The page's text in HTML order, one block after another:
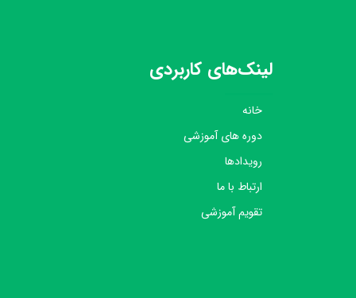
لینک‌های کاربردی
خانه
دوره های آموزشی
رویدادها
ارتباط با ما
تقویم آموزشی